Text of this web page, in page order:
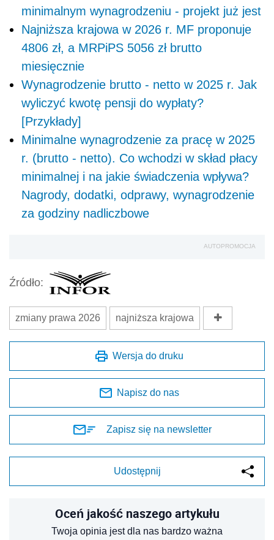
minimalnym wynagrodzeniu - projekt już jest
Najniższa krajowa w 2026 r. MF proponuje
4806 zł, a MRPiPS 5056 zł brutto
miesięcznie
Wynagrodzenie brutto - netto w 2025 r. Jak
wyliczyć kwotę pensji do wypłaty?
[Przykłady]
Minimalne wynagrodzenie za pracę w 2025
r. (brutto - netto). Co wchodzi w skład płacy
minimalnej i na jakie świadczenia wpływa?
Nagrody, dodatki, odprawy, wynagrodzenie
za godziny nadliczbowe
AUTOPROMOCJA
Źródło:
zmiany prawa 2026 najniższa krajowa
Wersja do druku
Napisz do nas
Zapisz się na newsletter
Udostępnij
Oceń jakość naszego artykułu
Twoja opinia jest dla nas bardzo ważna